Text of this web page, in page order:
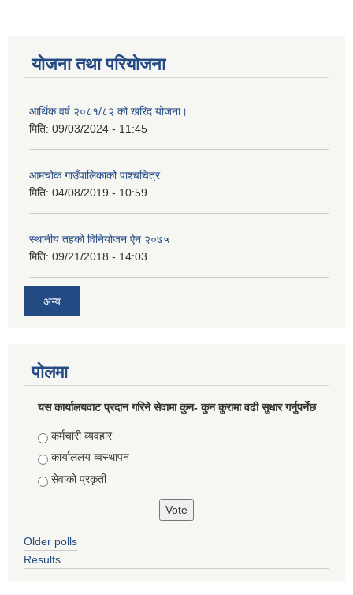
योजना तथा परियोजना
आर्थिक वर्ष २०८१/८२ को खरिद योजना।
मिति: 09/03/2024 - 11:45
आमचोक गाउँपालिकाको पाश्चचित्र
मिति: 04/08/2019 - 10:59
स्थानीय तहको विनियोजन ऐन २०७५
मिति: 09/21/2018 - 14:03
अन्य
पोलमा
यस कार्यालयवाट प्रदान गरिने सेवामा कुन- कुन कुरामा वढी सुधार गर्नुपर्नेछ
Choices
कर्मचारी व्यवहार
कार्याललय व्वस्थापन
सेवाको प्रकृती
Older polls
Results